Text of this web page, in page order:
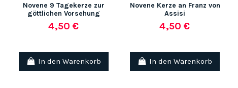
Novene 9 Tagekerze zur
göttlichen Vorsehung
4,50 €
In den Warenkorb
Novene Kerze an Franz von
Assisi
4,50 €
In den Warenkorb